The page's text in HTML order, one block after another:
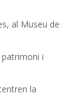
al Museu de
i
la